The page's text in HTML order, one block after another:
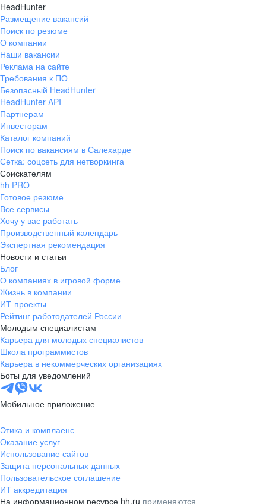
HeadHunter
Размещение вакансий
Поиск по резюме
О компании
Наши вакансии
Реклама на сайте
Требования к ПО
Безопасный HeadHunter
HeadHunter API
Партнерам
Инвесторам
Каталог компаний
Поиск по вакансиям в Салехарде
Сетка: соцсеть для нетворкинга
Соискателям
hh PRO
Готовое резюме
Все сервисы
Хочу у вас работать
Производственный календарь
Экспертная рекомендация
Новости и статьи
Блог
О компаниях в игровой форме
Жизнь в компании
ИТ-проекты
Рейтинг работодателей России
Молодым специалистам
Карьера для молодых специалистов
Школа программистов
Карьера в некоммерческих организациях
Боты для уведомлений
Мобильное приложение
Этика и комплаенс
Оказание услуг
Использование сайтов
Защита персональных данных
Пользовательское соглашение
ИТ аккредитация
На информационном ресурсе hh.ru применяются